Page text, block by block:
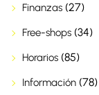
Finanzas (27)
Free-shops (34)
Horarios (85)
Información (78)